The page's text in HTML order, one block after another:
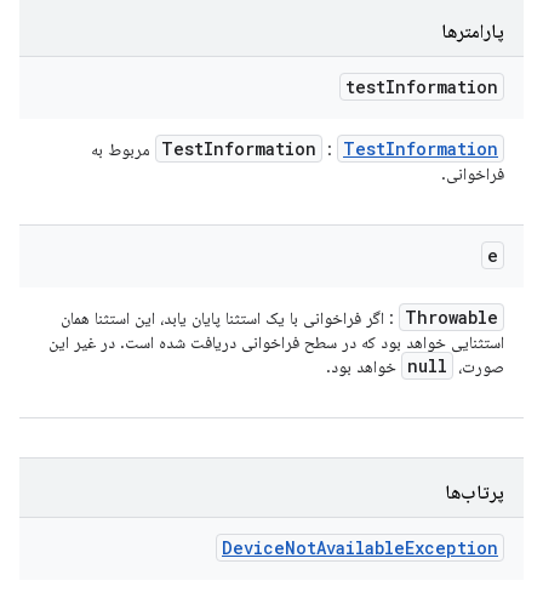
پارامترها
testInformation
TestInformation : TestInformation
مربوط به
فراخوانی.
e
Throwable
: اگر فراخوانی با یک استثنا پایان یابد، این استثنا همان
استثنایی خواهد بود که در سطح فراخوانی دریافت شده است. در غیر این
صورت،
null خواهد بود.
پرتاب‌ها
DeviceNotAvailableException